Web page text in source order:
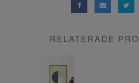
RELATERADE